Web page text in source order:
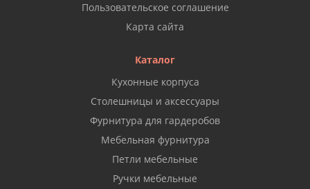
Пользовательское соглашение
Карта сайта
Каталог
Кухонные корпуса
Столешницы и аксессуары
Фурнитура для гардеробов
Мебельная фурнитура
Петли мебельные
Ручки мебельные